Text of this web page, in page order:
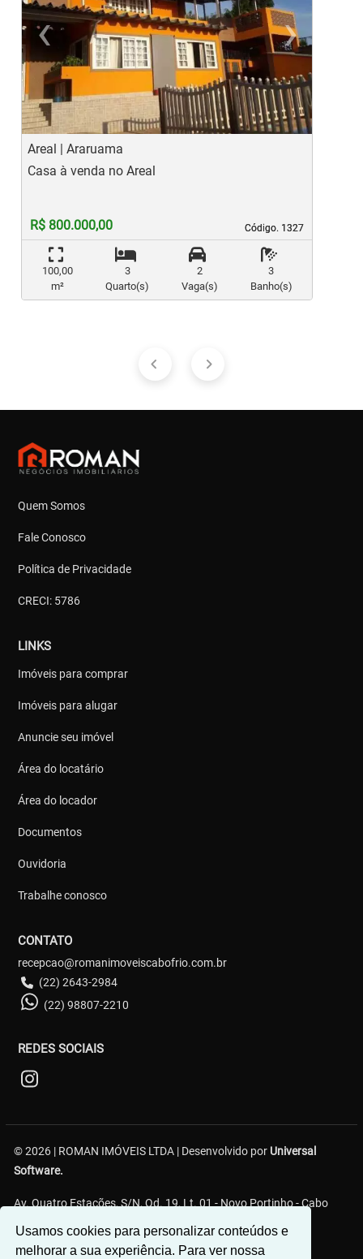
Usamos cookies para personalizar conteúdos e
melhorar a sua experiência. Para ver nossa
‹
Previous
›
Areal | Araruama
Código. 1327
Código. 1327
Casa à venda no Areal
R$ 800.000,00
100,00
m²
3
Quarto(s)
2
Vaga(s)
3
Banho(s)
Quem Somos
Fale Conosco
Política de Privacidade
CRECI: 5786
LINKS
Imóveis para comprar
Imóveis para alugar
Anuncie seu imóvel
Área do locatário
Área do locador
Documentos
Ouvidoria
Trabalhe conosco
CONTATO
recepcao@romanimoveiscabofrio.com.br
(22) 2643-2984
(22) 98807-2210
REDES SOCIAIS
© 2026 | ROMAN IMÓVEIS LTDA | Desenvolvido por Universal
Software.
Av. Quatro Estações, S/N, Qd. 19, Lt. 01 - Novo Portinho - Cabo